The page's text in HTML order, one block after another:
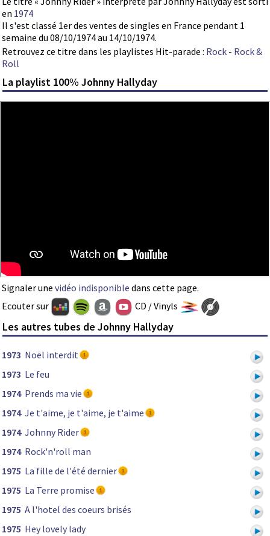
en 1974
Il s'est classé 1er des ventes de singles en France pendant 1
semaine du 08/10/1974 au 14/10/1974.
Retrouvez ce titre dans les playlistes Hit-parade : Rock - Rock &
Roll
La playlist 100% Johnny Hallyday
Signaler une vidéo indisponible dans cette page.
Ecouter sur
CD / Vinyls
Les autres tubes de Johnny Hallyday
1973 Noël interdit
1973 Le feu
1974 Prends ma vie
1974 Je t'aime, je t'aime, je t'aime
1974 Johnny Rider
1974 Rock'n'roll man
1975 La fille de l'été dernier
1975 La Terre promise
1975 A l'hotel des coeurs brisés
1975 Hey lovely lady